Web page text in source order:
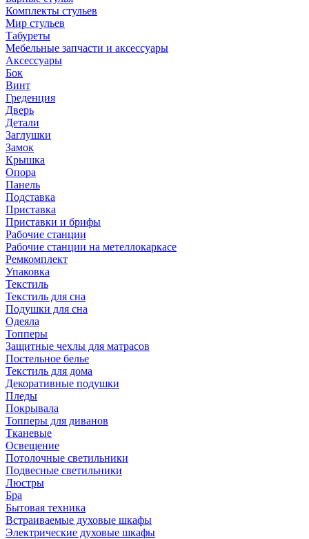
Комплекты стульев
Мир стульев
Табуреты
Мебельные запчасти и аксессуары
Аксессуары
Бок
Винт
Греденция
Дверь
Детали
Заглушки
Замок
Крышка
Опора
Панель
Подставка
Приставка
Приставки и брифы
Рабочие станции
Рабочие станции на метеллокаркасе
Ремкомплект
Упаковка
Текстиль
Текстиль для сна
Подушки для сна
Одеяла
Топперы
Защитные чехлы для матрасов
Постельное белье
Текстиль для дома
Декоративные подушки
Пледы
Покрывала
Топперы для диванов
Тканевые
Освещение
Потолочные светильники
Подвесные светильники
Люстры
Бра
Бытовая техника
Встраиваемые духовые шкафы
Электрические духовые шкафы